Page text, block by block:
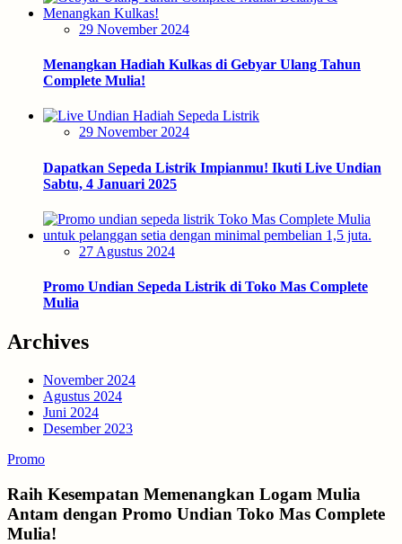
Posted
29 November 2024
Menangkan Hadiah Kulkas di Gebyar Ulang Tahun
Complete Mulia!
Posted
29 November 2024
Dapatkan Sepeda Listrik Impianmu! Ikuti Live Undian
Sabtu, 4 Januari 2025
Posted
27 Agustus 2024
Promo Undian Sepeda Listrik di Toko Mas Complete
Mulia
Archives
November 2024
Agustus 2024
Juni 2024
Desember 2023
Promo
Raih Kesempatan Memenangkan Logam Mulia
Antam dengan Promo Undian Toko Mas Complete
Mulia!